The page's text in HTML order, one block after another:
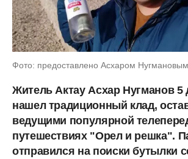
Фото: предоставлено Асхаром
Житель Актау Асхар Нугманов 5
нашел традиционный клад,
ведущими популярной
путешествиях "Орел и решка".
отправился на поиски бутылки